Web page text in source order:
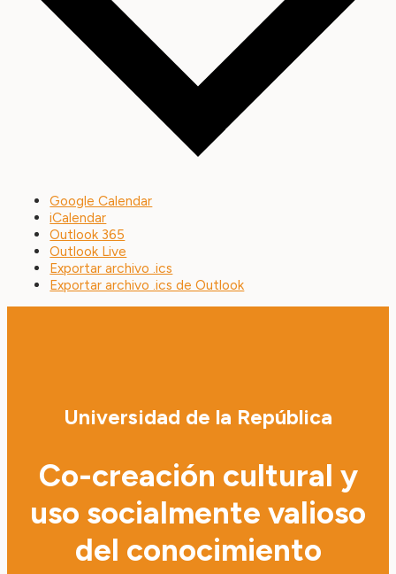
Google Calendar
iCalendar
Outlook 365
Outlook Live
Exportar archivo .ics
Exportar archivo .ics de Outlook
Universidad de la República
Co-creación cultural y
uso socialmente valioso
del conocimiento